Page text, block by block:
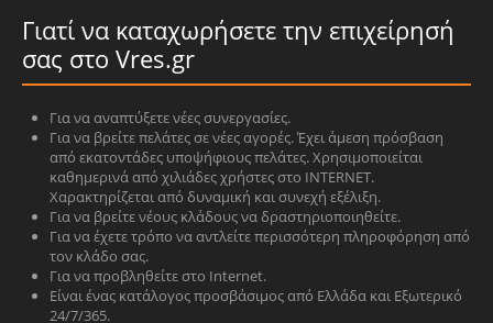
Γιατί να καταχωρήσετε την επιχείρησή
σας στο Vres.gr
Για να αναπτύξετε νέες συνεργασίες.
Για να βρείτε πελάτες σε νέες αγορές. Έχει άμεση πρόσβαση
από εκατοντάδες υποψήφιους πελάτες. Χρησιμοποιείται
καθημερινά από χιλιάδες χρήστες στο INTERNET.
Χαρακτηρίζεται από δυναμική και συνεχή εξέλιξη.
Για να βρείτε νέους κλάδους να δραστηριοποιηθείτε.
Για να έχετε τρόπο να αντλείτε περισσότερη πληροφόρηση από
τον κλάδο σας.
Για να προβληθείτε στο Internet.
Είναι ένας κατάλογος προσβάσιμος από Ελλάδα και Εξωτερικό
24/7/365.